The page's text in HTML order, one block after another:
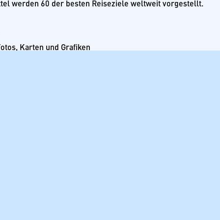
werden 60 der besten Reiseziele weltweit vorgestellt.
Karten und Grafiken